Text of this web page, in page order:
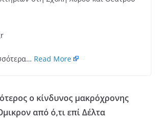
Read More
ο κίνδυνος μακρόχρονης
από ό,τι επί Δέλτα